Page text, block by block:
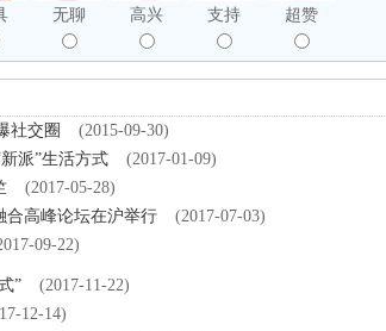
无聊 高兴 支持 超赞
社交圈
(2015-09-30)
派”生活方式
(2017-01-09)
(2017-05-28)
合高峰论坛在沪举行
(2017-07-03)
09-22)
”
(2017-11-22)
12-14)